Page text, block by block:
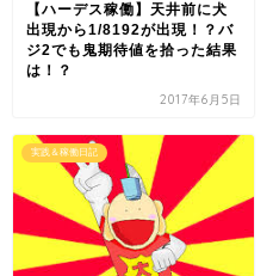
【ハーデス稼働】天井前に犬
出現から1/8192が出現！？バ
ジ2でも鬼期待値を拾った結果
は！？
2017年6月5日
実践＆稼働日記